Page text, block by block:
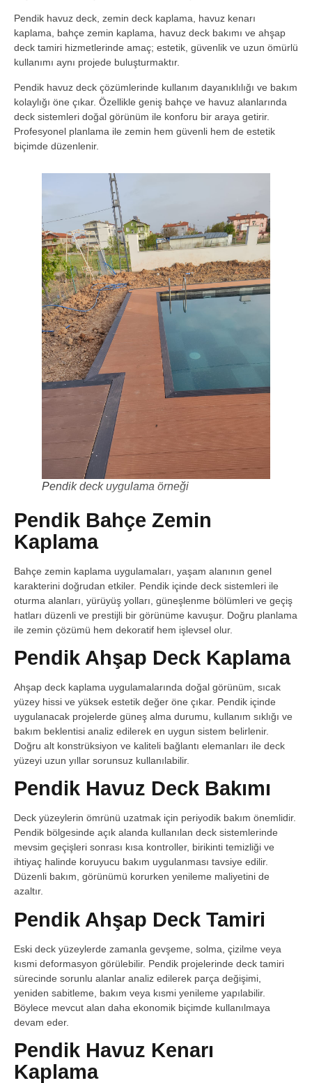
Pendik havuz deck, zemin deck kaplama, havuz kenarı
kaplama, bahçe zemin kaplama, havuz deck bakımı ve ahşap
deck tamiri hizmetlerinde amaç; estetik, güvenlik ve uzun ömürlü
kullanımı aynı projede buluşturmaktır.
Pendik havuz deck çözümlerinde kullanım dayanıklılığı ve bakım
kolaylığı öne çıkar. Özellikle geniş bahçe ve havuz alanlarında
deck sistemleri doğal görünüm ile konforu bir araya getirir.
Profesyonel planlama ile zemin hem güvenli hem de estetik
biçimde düzenlenir.
Pendik deck uygulama örneği
Pendik Bahçe Zemin
Kaplama
Bahçe zemin kaplama uygulamaları, yaşam alanının genel
karakterini doğrudan etkiler. Pendik içinde deck sistemleri ile
oturma alanları, yürüyüş yolları, güneşlenme bölümleri ve geçiş
hatları düzenli ve prestijli bir görünüme kavuşur. Doğru planlama
ile zemin çözümü hem dekoratif hem işlevsel olur.
Pendik Ahşap Deck Kaplama
Ahşap deck kaplama uygulamalarında doğal görünüm, sıcak
yüzey hissi ve yüksek estetik değer öne çıkar. Pendik içinde
uygulanacak projelerde güneş alma durumu, kullanım sıklığı ve
bakım beklentisi analiz edilerek en uygun sistem belirlenir.
Doğru alt konstrüksiyon ve kaliteli bağlantı elemanları ile deck
yüzeyi uzun yıllar sorunsuz kullanılabilir.
Pendik Havuz Deck Bakımı
Deck yüzeylerin ömrünü uzatmak için periyodik bakım önemlidir.
Pendik bölgesinde açık alanda kullanılan deck sistemlerinde
mevsim geçişleri sonrası kısa kontroller, birikinti temizliği ve
ihtiyaç halinde koruyucu bakım uygulanması tavsiye edilir.
Düzenli bakım, görünümü korurken yenileme maliyetini de
azaltır.
Pendik Ahşap Deck Tamiri
Eski deck yüzeylerde zamanla gevşeme, solma, çizilme veya
kısmi deformasyon görülebilir. Pendik projelerinde deck tamiri
sürecinde sorunlu alanlar analiz edilerek parça değişimi,
yeniden sabitleme, bakım veya kısmi yenileme yapılabilir.
Böylece mevcut alan daha ekonomik biçimde kullanılmaya
devam eder.
Pendik Havuz Kenarı
Kaplama